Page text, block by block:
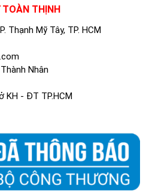
THỊNH
Thạnh Mỹ Tây, TP. HCM
Nhân
KH - ĐT TP.HCM